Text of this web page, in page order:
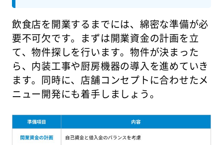
飲食店を開業するまでには、綿密な準備が必
要不可欠です。まずは開業資金の計画を立
て、物件探しを行います。物件が決まった
ら、内装工事や厨房機器の導入を進めていき
ます。同時に、店舗コンセプトに合わせたメ
ニュー開発にも着手しましょう。